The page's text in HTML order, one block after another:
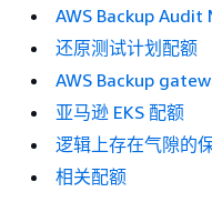
AWS Backup Audit
还原测试计划配额
AWS Backup
亚马逊 EKS 配额
逻辑上存在气隙的
相关配额